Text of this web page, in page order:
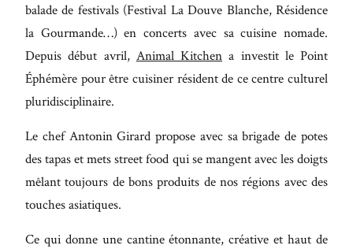
balade de festivals (Festival La Douve Blanche, Résidence
la Gourmande…) en concerts avec sa cuisine nomade.
Depuis début avril, Animal Kitchen a investit le Point
Éphémère pour être cuisiner résident de ce centre culturel
pluridisciplinaire.
Le chef Antonin Girard propose avec sa brigade de potes
des tapas et mets street food qui se mangent avec les doigts
mêlant toujours de bons produits de nos régions avec des
touches asiatiques.
Ce qui donne une cantine étonnante, créative et haut de
mollis
euismod.